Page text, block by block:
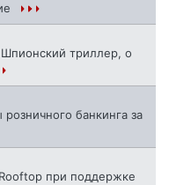
триллер, о
банкинга за
при поддержке